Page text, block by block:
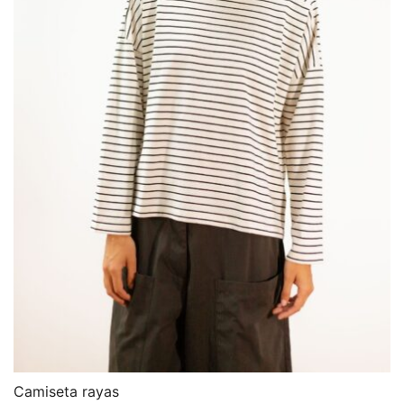
Camiseta rayas